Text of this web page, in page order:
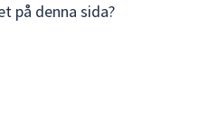
på denna sida?